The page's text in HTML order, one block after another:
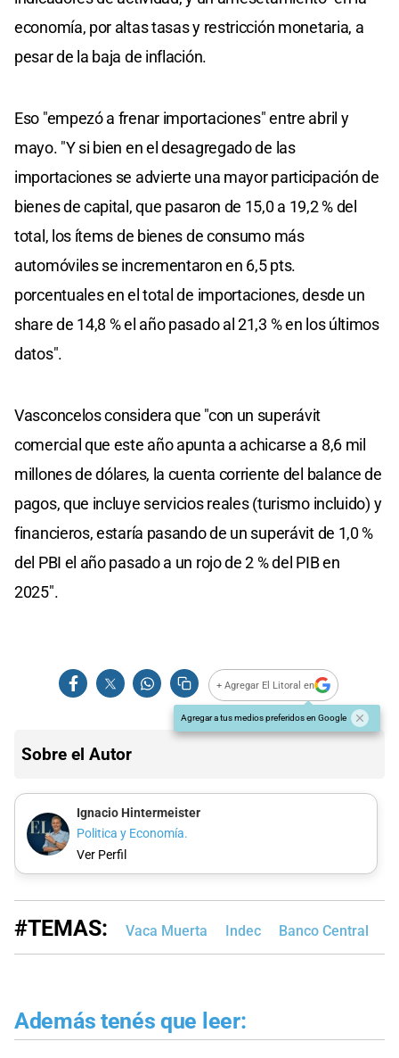
economía, por altas tasas y restricción monetaria, a
pesar de la baja de inflación.
Eso "empezó a frenar importaciones" entre abril y
mayo. "Y si bien en el desagregado de las
importaciones se advierte una mayor participación de
bienes de capital, que pasaron de 15,0 a 19,2 % del
total, los ítems de bienes de consumo más
automóviles se incrementaron en 6,5 pts.
porcentuales en el total de importaciones, desde un
share de 14,8 % el año pasado al 21,3 % en los últimos
datos".
Vasconcelos considera que "con un superávit
comercial que este año apunta a achicarse a 8,6 mil
millones de dólares, la cuenta corriente del balance de
pagos, que incluye servicios reales (turismo incluido) y
financieros, estaría pasando de un superávit de 1,0 %
del PBI el año pasado a un rojo de 2 % del PIB en
2025".
+ Agregar El Litoral en
Agregar a tus medios preferidos en Google
Sobre el Autor
Ignacio Hintermeister
Politica y Economía.
Ver Perfil
#TEMAS: Vaca Muerta Indec Banco Central
Además tenés que leer: